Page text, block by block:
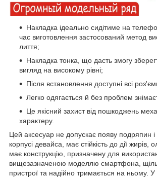
Накладка ідеально сидітиме на
час виготовлення застосований метод
лиття;
Накладка тонка, що дасть змогу
вигляд на високому рівні;
Після встановлення доступні всі
Легко одягається й без проблем
Це якісний захист від пошкоджень
характеру.
Цей аксесуар не допускає появу подряпин
корпусі девайса, має стійкість до дії жирів,
має конструкцію, призначену для
вищезазначеною моделлю смартфона,
пристрої та надійно тримається на ньому. У